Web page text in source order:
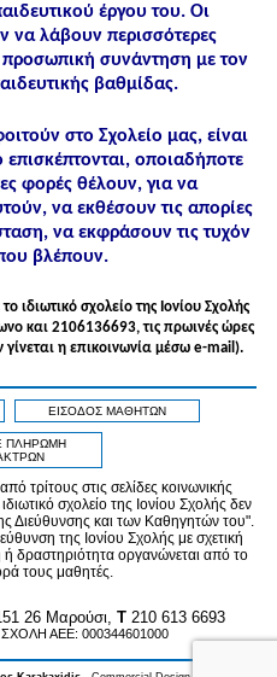
έργου του. Οι
να λάβουν περισσότερες
προσωπική συνάντηση με τον
βαθμίδας.
στο Σχολείο μας, είναι
οποιαδήποτε
φορές θέλουν, για να
να εκθέσουν τις απορίες
να εκφράσουν τις τυχόν
βλέπουν.
ιδιωτικό σχολείο της Ιονίου Σχολής
και 2106136693, τις πρωινές ώρες
η επικοινωνία μέσω e-mail).
ΕΙΣΟΔΟΣ ΜΑΘΗΤΩΝ
ΠΛΗΡΩΜΗ
τρίτους στις σελίδες κοινωνικής
σχολείο της Ιονίου Σχολής δεν
Διεύθυνσης και των Καθηγητών του".
της Ιονίου Σχολής με σχετική
δραστηριότητα οργανώνεται από το
τους μαθητές.
26 Μαρούσι, T210 613 6693
ΑΕΕ: 000344601000